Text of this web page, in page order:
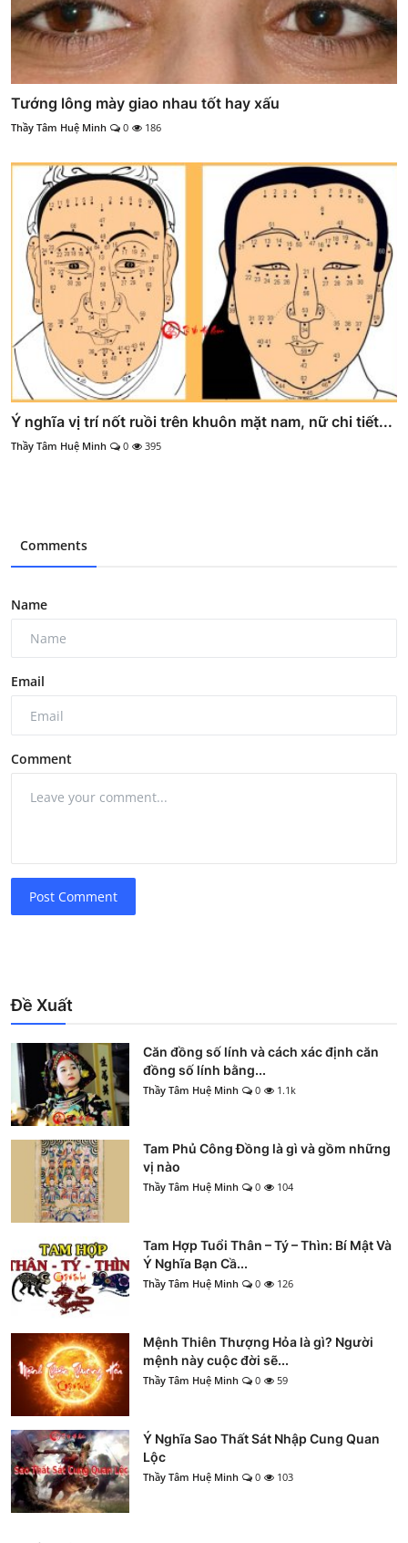
Tướng lông mày giao nhau tốt hay xấu
Thầy Tâm Huệ Minh 0 186
Ý nghĩa vị trí nốt ruồi trên khuôn mặt nam, nữ chi tiết...
Thầy Tâm Huệ Minh 0 395
Comments
Name
Email
Comment
Post Comment
Đề Xuất
Căn đồng số lính và cách xác định căn
đồng số lính bằng...
Thầy Tâm Huệ Minh 0 1.1k
Tam Phủ Công Đồng là gì và gồm những
vị nào
Thầy Tâm Huệ Minh 0 104
Tam Hợp Tuổi Thân – Tý – Thìn: Bí Mật Và
Ý Nghĩa Bạn Cầ...
Thầy Tâm Huệ Minh 0 126
Mệnh Thiên Thượng Hỏa là gì? Người
mệnh này cuộc đời sẽ...
Thầy Tâm Huệ Minh 0 59
Ý Nghĩa Sao Thất Sát Nhập Cung Quan
Lộc
Thầy Tâm Huệ Minh 0 103